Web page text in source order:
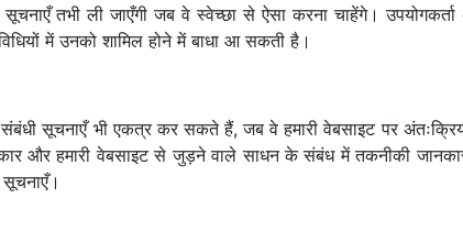
तभी ली जाएँगी जब वे स्वेच्छा से ऐसा करना चाहेंगे।
में उनको शामिल होने में बाधा आ सकती है।
सूचनाएँ भी एकत्र कर सकते हैं, जब वे हमारी वेबसाइट पर
और हमारी वेबसाइट से जुड़ने वाले साधन के संबंध में तकनीकी